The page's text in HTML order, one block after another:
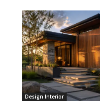
Design Interior